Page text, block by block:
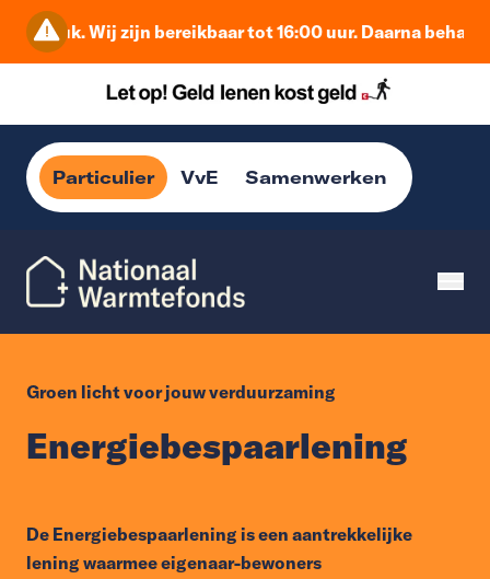
Wij zijn bereikbaar tot 16:00 uur. Daarna behandelen
Particulier VvE Samenwerken
Groen licht voor jouw verduurzaming
Energiebespaarlening
De Energiebespaarlening is een aantrekkelijke
lening waarmee eigenaar-bewoners